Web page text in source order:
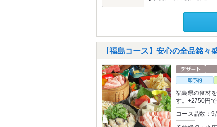
【福島コース】安心の全品銘々
福島県の食材
す。+2750円
コース品数：9